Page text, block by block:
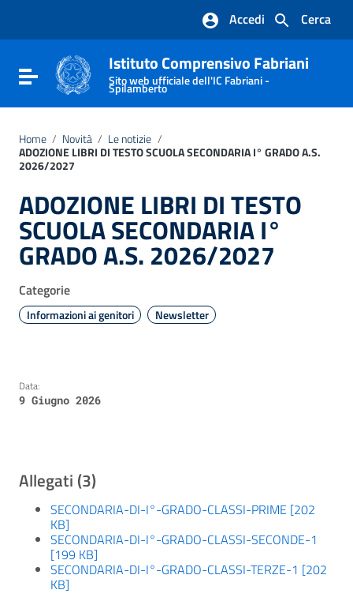
Vai al footer
Cerca
Accedi
Attiva / disattiva la navigazione
Istituto Comprensivo Fabriani
Sito web ufficiale dell'IC Fabriani -
Spilamberto
Home / Novità / Le notizie /
ADOZIONE LIBRI DI TESTO SCUOLA SECONDARIA I° GRADO A.S.
2026/2027
ADOZIONE LIBRI DI TESTO
SCUOLA SECONDARIA I°
GRADO A.S. 2026/2027
Categorie
Informazioni ai genitori Newsletter
Data:
9 Giugno 2026
Allegati (3)
SECONDARIA-DI-I°-GRADO-CLASSI-PRIME [202
KB]
SECONDARIA-DI-I°-GRADO-CLASSI-SECONDE-1
[199 KB]
SECONDARIA-DI-I°-GRADO-CLASSI-TERZE-1 [202
KB]